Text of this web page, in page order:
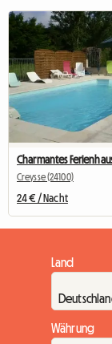
Charmantes
Creysse (24100)
24 € / Nacht
Land
Währung